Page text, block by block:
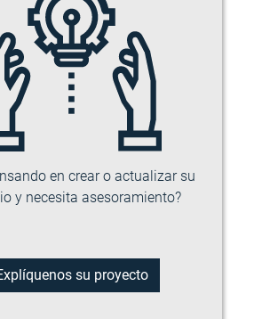
en crear o actualizar su
y necesita asesoramiento?
su proyecto